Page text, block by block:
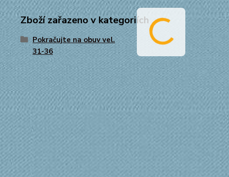
Zboží zařazeno v kategoriích
Pokračujte na obuv vel.
31-36